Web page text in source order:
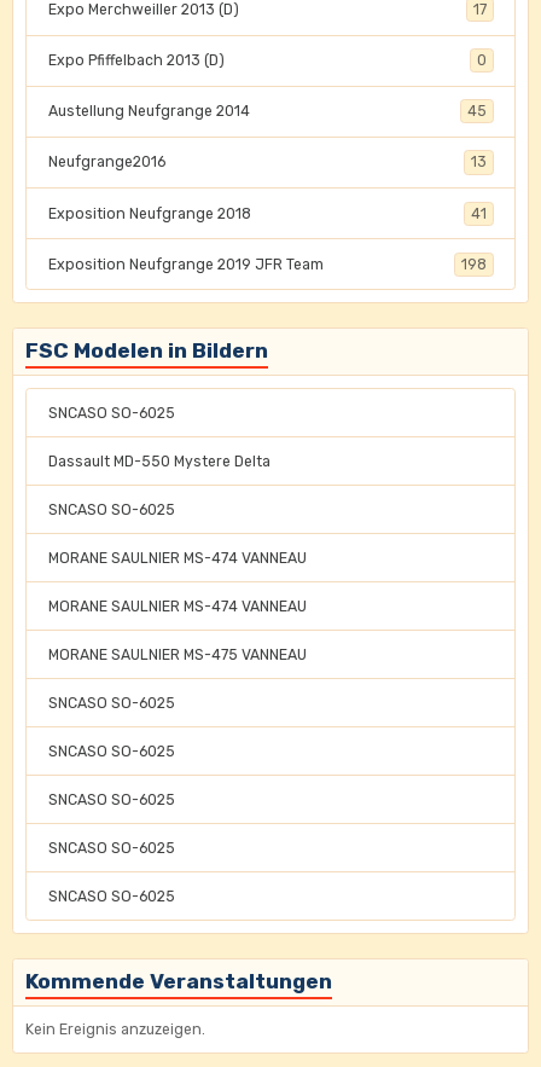
Expo Merchweiller 2013 (D) 17
Expo Pfiffelbach 2013 (D) 0
Austellung Neufgrange 2014 45
Neufgrange2016 13
Exposition Neufgrange 2018 41
Exposition Neufgrange 2019 JFR Team 198
FSC Modelen in Bildern
SNCASO SO-6025
Dassault MD-550 Mystere Delta
SNCASO SO-6025
MORANE SAULNIER MS-474 VANNEAU
MORANE SAULNIER MS-474 VANNEAU
MORANE SAULNIER MS-475 VANNEAU
SNCASO SO-6025
SNCASO SO-6025
SNCASO SO-6025
SNCASO SO-6025
SNCASO SO-6025
Kommende Veranstaltungen
Kein Ereignis anzuzeigen.